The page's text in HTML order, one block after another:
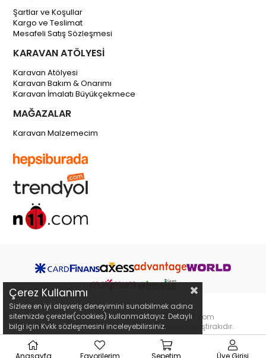
Şartlar ve Koşullar
Kargo ve Teslimat
Mesafeli Satış Sözleşmesi
KARAVAN ATÖLYESİ
Karavan Atölyesi
Karavan Bakım & Onarımı
Karavan İmalatı Büyükçekmece
MAĞAZALAR
Karavan Malzemecim
Copyright 2019 © karavanmalzemecim.com
karavanmalzemecim.com bir Webselco Grup iştirakıdır.
Çerez Kullanımı
Sizlere en iyi alışveriş deneyimini sunabilmek adına
sitemizde çerezler(cookies) kullanmaktayız. Detaylı
bilgi için Kvkk sözleşmesini inceleyebilirsiniz.
Anasayfa Favorilerim Sepetim Üye Girişi